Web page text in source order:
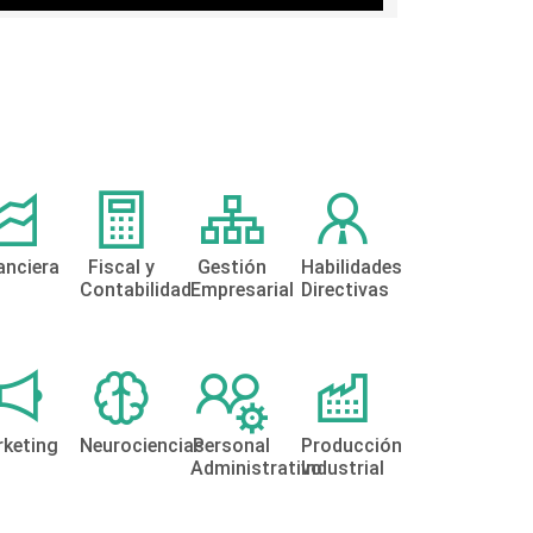
Fiscal y
Contabilidad
Gestión
Empresarial
Habilidades
Directivas
NeurocienciasPersonal
Administrativo
Producción
Industrial